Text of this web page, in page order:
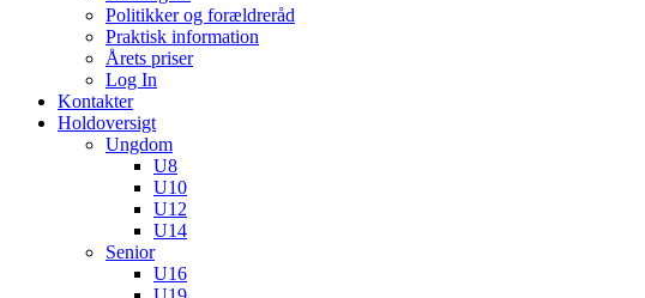
Politikker og forældreråd
Praktisk information
Årets priser
Log In
Kontakter
Holdoversigt
Ungdom
U8
U10
U12
U14
Senior
U16